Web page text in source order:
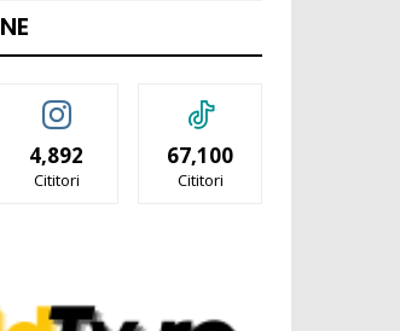
4,892
Cititori
67,100
Cititori